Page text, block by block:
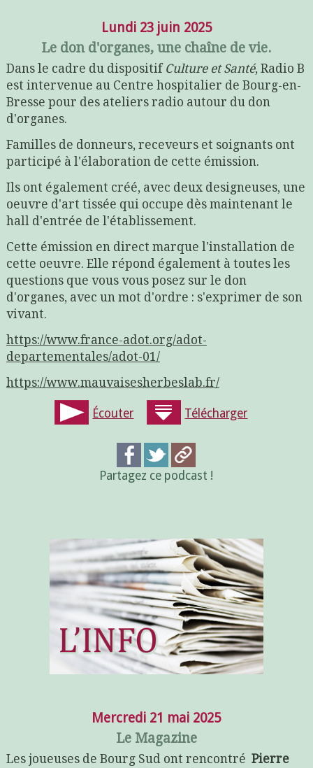
Lundi 23 juin 2025
Le don d'organes, une chaîne de vie.
Dans le cadre du dispositif Culture et Santé, Radio B
est intervenue au Centre hospitalier de Bourg-en-
Bresse pour des ateliers radio autour du don
d'organes.
Familles de donneurs, receveurs et soignants ont
participé à l'élaboration de cette émission.
Ils ont également créé, avec deux designeuses, une
oeuvre d'art tissée qui occupe dès maintenant le
hall d'entrée de l'établissement.
Cette émission en direct marque l'installation de
cette oeuvre. Elle répond également à toutes les
questions que vous vous posez sur le don
d'organes, avec un mot d'ordre : s'exprimer de son
vivant.
https://www.france-adot.org/adot-
departementales/adot-01/
https://www.mauvaisesherbeslab.fr/
Écouter Télécharger
Partagez ce podcast !
Mercredi 21 mai 2025
Le Magazine
Les joueuses de Bourg Sud ont rencontré Pierre